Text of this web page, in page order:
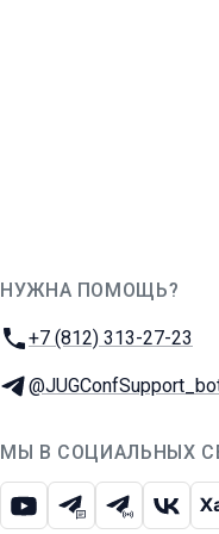
НУЖНА ПОМОЩЬ?
Телефон:
+7 (812) 313-27-23
Телеграм:
МЫ В СОЦИАЛЬНЫХ
ЮтубТелеграм-чат
Телеграм-